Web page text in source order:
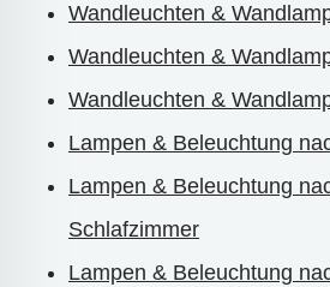
Wandleuchten &
Wandleuchten &
Wandleuchten &
Lampen & Beleuchtung
Lampen & Beleuchtung
Schlafzimmer
Lampen & Beleuchtung